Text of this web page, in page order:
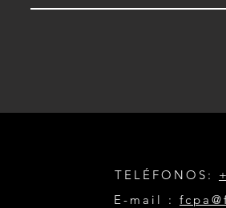
TELÉFONOS:
E-mail :